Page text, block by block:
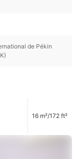
de Pékin
16 m²/172 ft²